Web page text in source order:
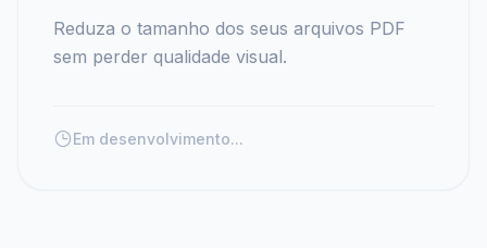
Reduza o tamanho dos seus arquivos PDF
sem perder qualidade visual.
Em desenvolvimento...